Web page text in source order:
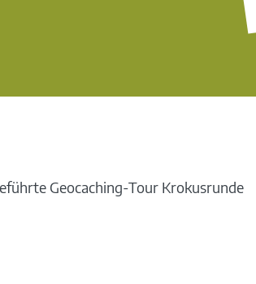
Geocaching-Tour Krokusrunde